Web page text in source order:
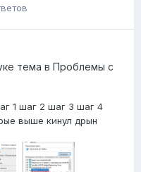
тема в Проблемы с
1 шаг 2 шаг 3 шаг 4
выше кинул дрын